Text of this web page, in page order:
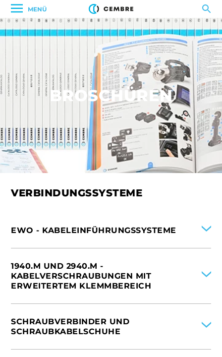
MENÜ
BROSCHÜREN
VERBINDUNGSSYSTEME
EWO - KABELEINFÜHRUNGSSYSTEME
INTERNATIONAL
ITALIEN
SPANIEN
DEUTSCHLAND
CHINA
1940.M UND 2940.M -
KABELVERSCHRAUBUNGEN MIT
ERWEITERTEM KLEMMBEREICH
INTERNATIONAL
ITALIEN
SPANIEN
DEUTSCHLAND
FRANKREICH
SCHRAUBVERBINDER UND
SCHRAUBKABELSCHUHE
INTERNATIONAL